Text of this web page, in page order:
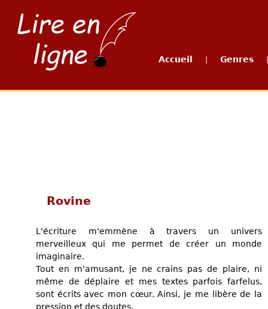
Accueil Genres
Rovine
L'écriture m'emmène à travers un univers
merveilleux qui me permet de créer un monde
imaginaire.
Tout en m'amusant, je ne crains pas de plaire, ni
même de déplaire et mes textes parfois farfelus,
sont écrits avec mon cœur. Ainsi, je me libère de la
pression et des doutes.